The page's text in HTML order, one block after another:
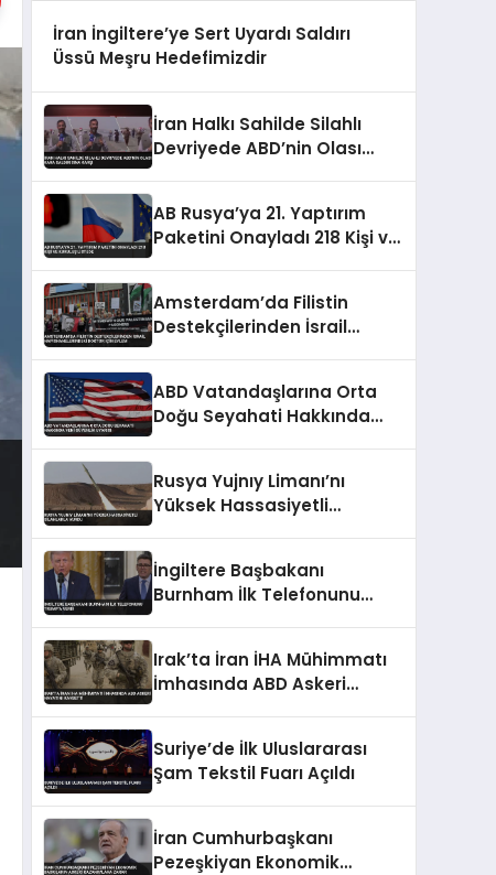
İran İngiltere’ye Sert Uyardı Saldırı
Üssü Meşru Hedefimizdir
İran Halkı Sahilde Silahlı
Devriyede ABD’nin Olası
AB Rusya’ya 21. Yaptırım
Paketini Onayladı 218 Kişi ve
Amsterdam’da Filistin
Destekçilerinden İsrail
ABD Vatandaşlarına Orta
Doğu Seyahati Hakkında
Rusya Yujnıy Limanı’nı
Yüksek Hassasiyetli
İngiltere Başbakanı
Burnham İlk Telefonunu
Irak’ta İran İHA Mühimmatı
İmhasında ABD Askeri
Suriye’de İlk Uluslararası
Şam Tekstil Fuarı Açıldı
İran Cumhurbaşkanı
Pezeşkiyan Ekonomik